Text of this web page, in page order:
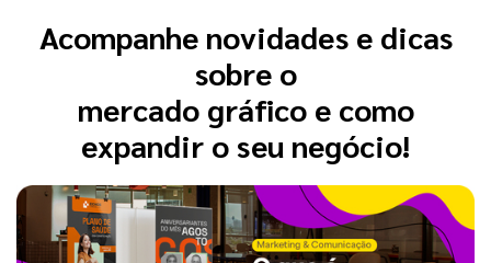
Acompanhe novidades e dicas
sobre o
mercado gráfico e como
expandir o seu negócio!